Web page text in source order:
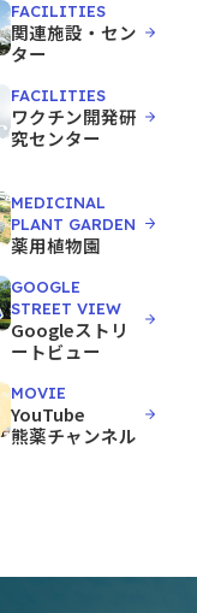
FACILITIES
関連施設・セン
ター
FACILITIES
ワクチン開発研
究センター
MEDICINAL
PLANT GARDEN
薬用植物園
GOOGLE
STREET VIEW
Googleストリ
ートビュー
MOVIE
YouTube
熊薬チャンネル